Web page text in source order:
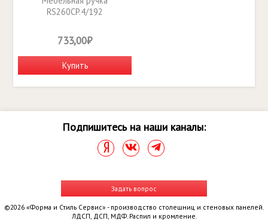
RS260CP.4/192
733,00₽
Купить
Подпишитесь на наши каналы:
Задать вопрос
©2026 «Форма и Стиль Сервис» - производство столешниц и стеновых панелей.
ЛДСП, ДСП, МДФ. Распил и кромление.